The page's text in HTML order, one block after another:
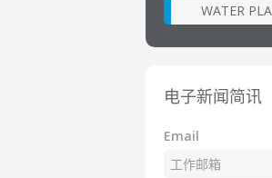
WATER
电子新闻简讯
Email